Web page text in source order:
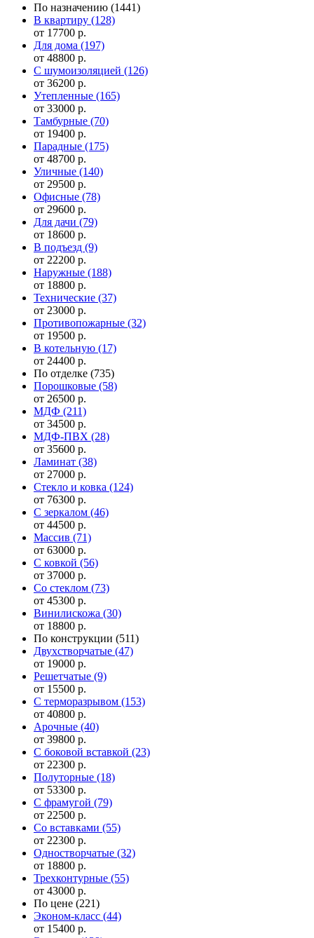
По назначению (1441)
В квартиру (128)
от 17700 р.
Для дома (197)
от 48800 р.
С шумоизоляцией (126)
от 36200 р.
Утепленные (165)
от 33000 р.
Тамбурные (70)
от 19400 р.
Парадные (175)
от 48700 р.
Уличные (140)
от 29500 р.
Офисные (78)
от 29600 р.
Для дачи (79)
от 18600 р.
В подъезд (9)
от 22200 р.
Наружные (188)
от 18800 р.
Технические (37)
от 23000 р.
Противопожарные (32)
от 19500 р.
В котельную (17)
от 24400 р.
По отделке (735)
Порошковые (58)
от 26500 р.
МДФ (211)
от 34500 р.
МДФ-ПВХ (28)
от 35600 р.
Ламинат (38)
от 27000 р.
Стекло и ковка (124)
от 76300 р.
С зеркалом (46)
от 44500 р.
Массив (71)
от 63000 р.
С ковкой (56)
от 37000 р.
Со стеклом (73)
от 45300 р.
Винилискожа (30)
от 18800 р.
По конструкции (511)
Двухстворчатые (47)
от 19000 р.
Решетчатые (9)
от 15500 р.
С терморазрывом (153)
от 40800 р.
Арочные (40)
от 39800 р.
С боковой вставкой (23)
от 22300 р.
Полуторные (18)
от 53300 р.
С фрамугой (79)
от 22500 р.
Cо вставками (55)
от 22300 р.
Одностворчатые (32)
от 18800 р.
Трехконтурные (55)
от 43000 р.
По цене (221)
Эконом-класс (44)
от 15400 р.